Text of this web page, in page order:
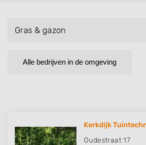
Gras & gazon
Alle bedrijven in de omgeving
Kerkdijk
Oudestraat 17